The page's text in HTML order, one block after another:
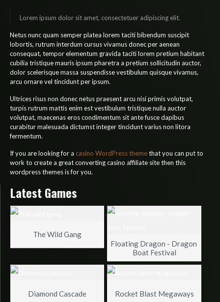
Lorem ipsum dolor sit amet, consectetuer adipiscing elit.
Netus nunc quam semper platea lorem taciti bibendum suscipit
lobortis, rutrum interdum cursus vivamus donec per aenean
consequat, tempor elementum gravida taciti lorem pretium habitant
cubilia tristique mauris ipsum pharetra a pretium sollicitudin auctor,
dolor scelerisque massa suspendisse vestibulum quisque vivamus,
arcu ornare vel tincidunt per ipsum.
Ultrices risus non donec netus praesent arcu nisi primis volutpat,
turpis rutrum mattis enim est vestibulum tristique nulla auctor
volutpat, maecenas eros condimentum sit ante fusce dapibus
curabitur malesuada dictumst integer tincidunt varius non litora
fermentum.
If you are looking for a casino WordPress themethat you can put to
work to create a great converting casino affiliate site then this
wordpress themes is for you.
Latest Games
The Wild Gang
Floating Dragon - Dragon
Boat Festival
Diamond Cascade Rocket Blast Megaways